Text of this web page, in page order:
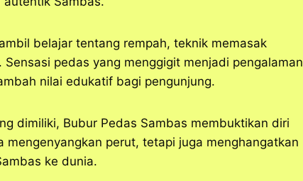
belajar tentang rempah, teknik memasak
pedas yang menggigit menjadi pengalaman
nilai edukatif bagi pengunjung.
dimiliki, Bubur Pedas Sambas membuktikan diri
perut, tetapi juga menghangatkan
ke dunia.